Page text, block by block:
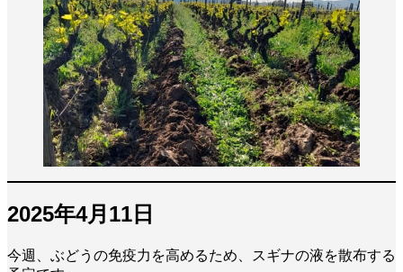
2025年4月11日
今週、ぶどうの免疫力を高めるため、スギナの液を散布する